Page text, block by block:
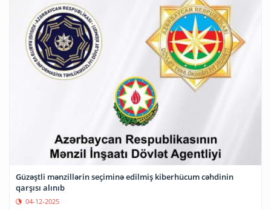
Güzəştli mənzillərin seçiminə edilmiş kiberhücum cəhdinin
qarşısı alınıb
04-12-2025